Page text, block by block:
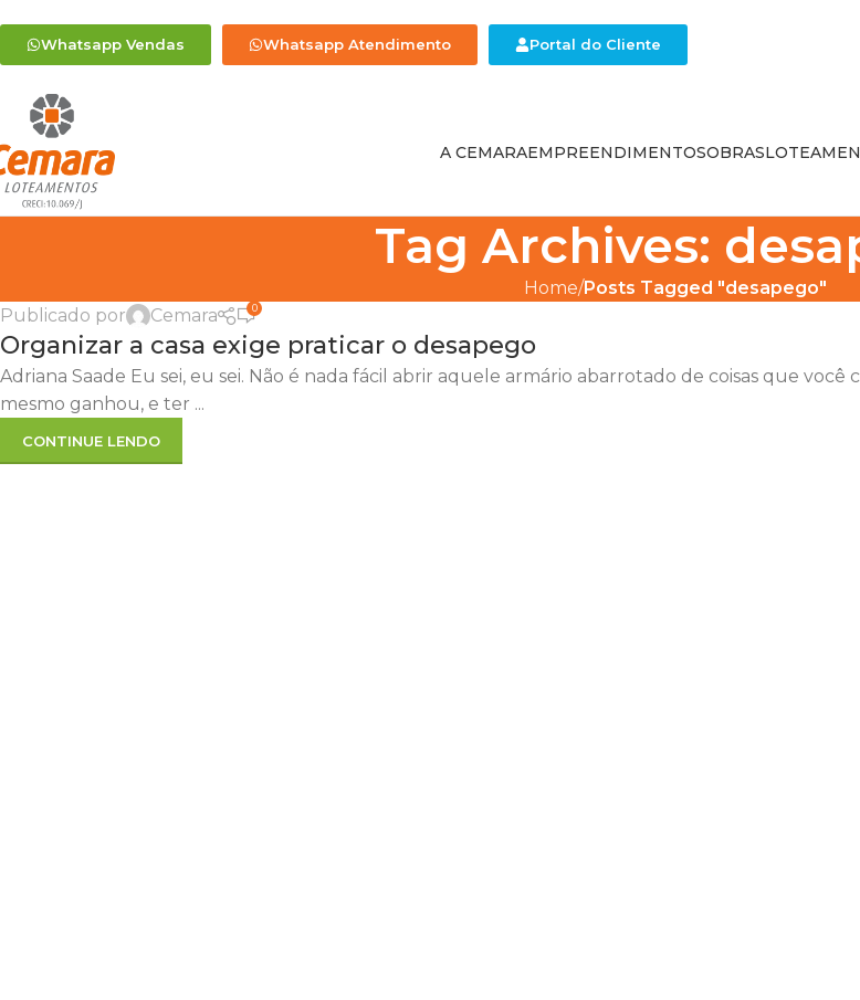
Whatsapp Vendas Whatsapp Atendimento Portal do Cliente
A CEMARAEMPREENDIMENTOSOBRAS
Tag Archives:
Home Posts Tagged "desapego"
Publicado por
Cemara 0
Organizar a casa exige praticar o desapego
Adriana Saade Eu sei, eu sei. Não é nada fácil abrir aquele armário abarrotado de coisas que você
mesmo ganhou, e ter ...
CONTINUE LENDO